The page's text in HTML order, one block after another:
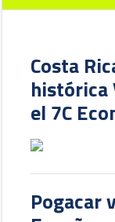
Costa
histórica
el 7C
Pogacar